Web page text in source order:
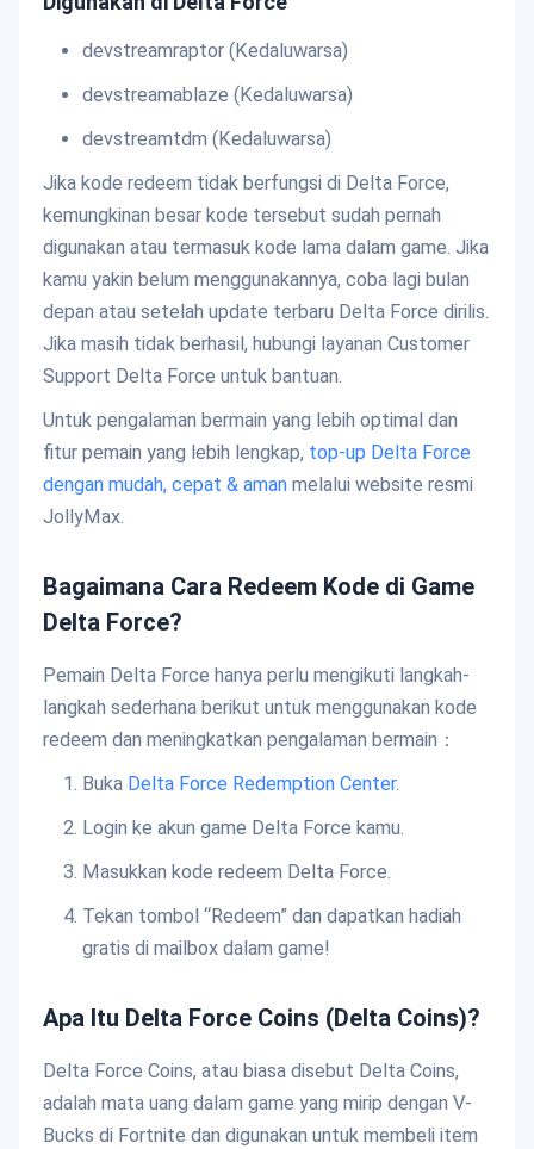
devstreamraptor (Kedaluwarsa)
devstreamablaze (Kedaluwarsa)
devstreamtdm (Kedaluwarsa)
Jika kode redeem tidak berfungsi di Delta Force,
kemungkinan besar kode tersebut sudah pernah
digunakan atau termasuk kode lama dalam game. Jika
kamu yakin belum menggunakannya, coba lagi bulan
depan atau setelah update terbaru Delta Force dirilis.
Jika masih tidak berhasil, hubungi layanan Customer
Support Delta Force untuk bantuan.
Untuk pengalaman bermain yang lebih optimal dan
fitur pemain yang lebih lengkap, top-up Delta Force
dengan mudah, cepat & aman melalui website resmi
JollyMax.
Bagaimana Cara Redeem Kode di Game
Delta Force?
Pemain Delta Force hanya perlu mengikuti langkah-
langkah sederhana berikut untuk menggunakan kode
redeem dan meningkatkan pengalaman bermain：
Buka Delta Force Redemption Center.
Login ke akun game Delta Force kamu.
Masukkan kode redeem Delta Force.
Tekan tombol “Redeem” dan dapatkan hadiah
gratis di mailbox dalam game!
Apa Itu Delta Force Coins (Delta Coins)?
Delta Force Coins, atau biasa disebut Delta Coins,
adalah mata uang dalam game yang mirip dengan V-
Bucks di Fortnite dan digunakan untuk membeli item